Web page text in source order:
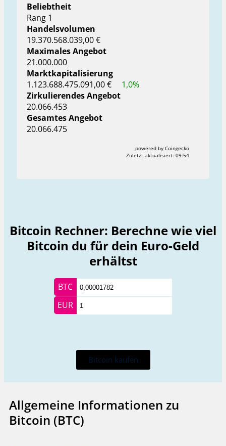
Beliebtheit
Rang 1
Handelsvolumen
19.370.568.039,00 €
Maximales Angebot
21.000.000
Marktkapitalisierung
1.123.688.475.091,00 €
1,0%
Zirkulierendes Angebot
20.066.453
Gesamtes Angebot
20.066.475
powered by Coingecko
Zuletzt aktualisiert: 09:54
Bitcoin Rechner: Berechne wie viel
Bitcoin du für dein Euro-Geld
erhältst
BTC
EUR
Bitcoin kaufen
Allgemeine Informationen zu
Bitcoin (BTC)